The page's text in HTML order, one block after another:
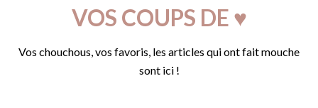
VOS COUPS DE ♥
Vos chouchous, vos favoris, les articles qui ont fait mouche
sont ici !